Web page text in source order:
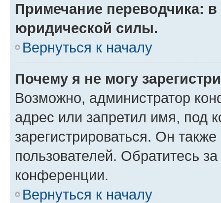
Примечание переводчика:
юридической силы.
Вернуться к началу
Почему я не могу
Возможно, администратор
адрес или запретил имя, под
зарегистрироваться. Он
пользователей. Обратитесь
конференции.
Вернуться к началу